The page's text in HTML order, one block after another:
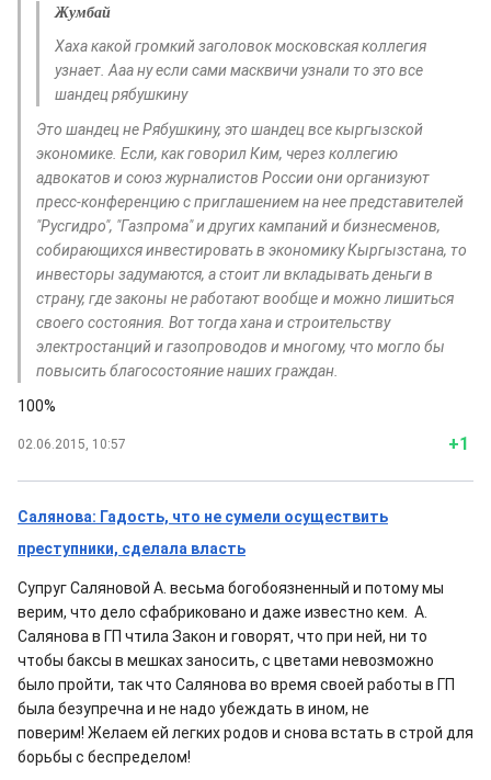
Жумбай
Хаха какой громкий заголовок московская коллегия
узнает. Ааа ну если сами масквичи узнали то это все
шандец рябушкину
Это шандец не Рябушкину, это шандец все кыргызской
экономике. Если, как говорил Ким, через коллегию
адвокатов и союз журналистов России они организуют
пресс-конференцию с приглашением на нее представителей
"Русгидро", "Газпрома" и других кампаний и бизнесменов,
собирающихся инвестировать в экономику Кыргызстана, то
инвесторы задумаются, а стоит ли вкладывать деньги в
страну, где законы не работают вообще и можно лишиться
своего состояния. Вот тогда хана и строительству
электростанций и газопроводов и многому, что могло бы
повысить благосостояние наших граждан.
100%
02.06.2015, 10:57 +1
Салянова: Гадость, что не сумели осуществить
преступники, сделала власть
Супруг Саляновой А. весьма богобоязненный и потому мы
верим, что дело сфабриковано и даже известно кем. А.
Салянова в ГП чтила Закон и говорят, что при ней, ни то
чтобы баксы в мешках заносить, с цветами невозможно
было пройти, так что Салянова во время своей работы в ГП
была безупречна и не надо убеждать в ином, не
поверим! Желаем ей легких родов и снова встать в строй для
борьбы с беспределом!